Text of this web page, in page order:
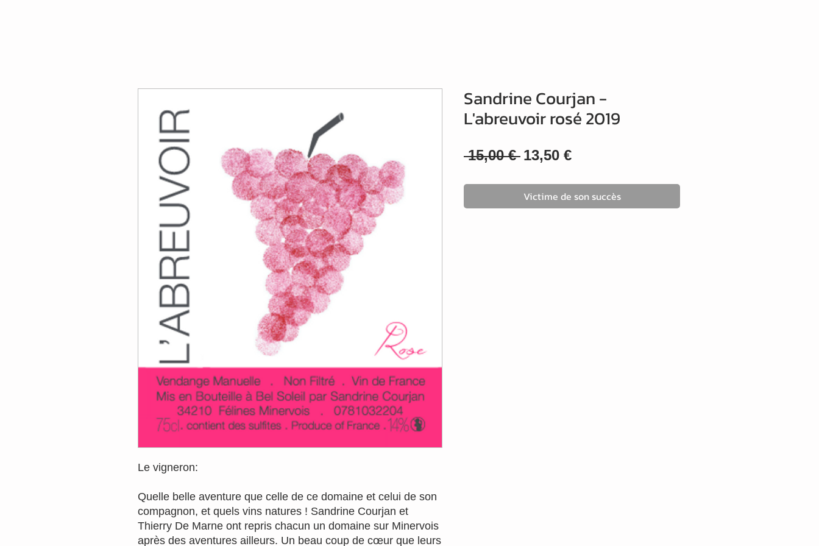
Le vigneron:
Quelle belle aventure que celle de ce domaine et celui de son
compagnon, et quels vins natures ! Sandrine Courjan et
Thierry De Marne ont repris chacun un domaine sur Minervois
après des aventures ailleurs. Un beau coup de cœur que leurs
Sandrine Courjan -
L'abreuvoir rosé 2019
15,00 € Prix
13,50 €Prix
Victime de son succès